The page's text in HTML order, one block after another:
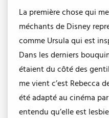
La première chose qui
méchants de Disney
comme Ursula qui est
Dans les derniers
étaient du côté des
me vient c’est Rebecca
été adapté au cinéma
entendu qu’elle est